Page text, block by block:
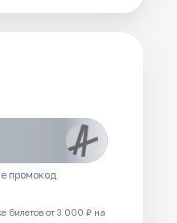
промокод
билетов от 3 000 ₽ на